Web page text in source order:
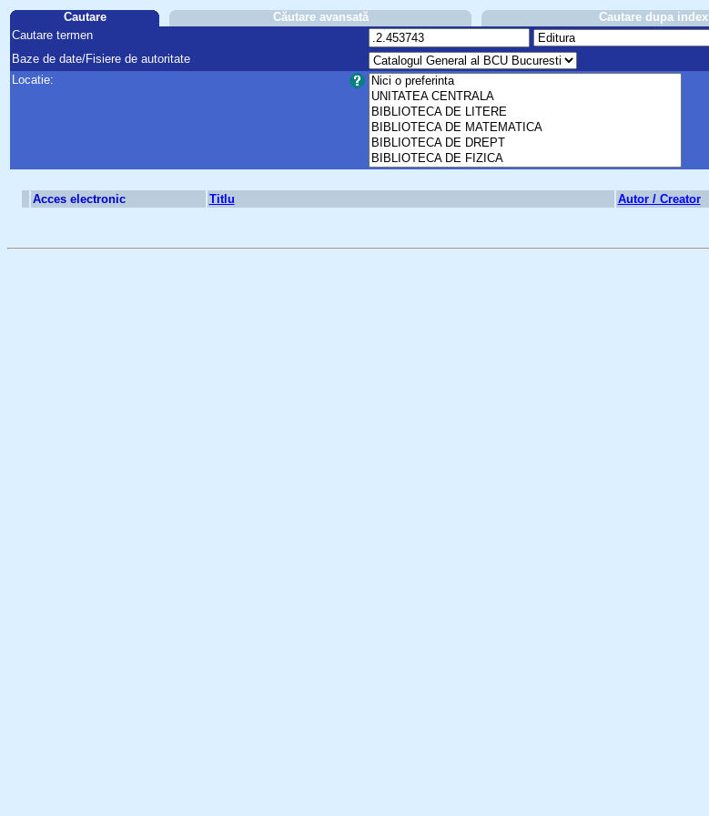
Cautare Căutare avansată Cautare dupa index
Cautare termen
Baze de date/Fisiere de autoritate
Locatie:
Acces electronic Titlu Autor / Creator